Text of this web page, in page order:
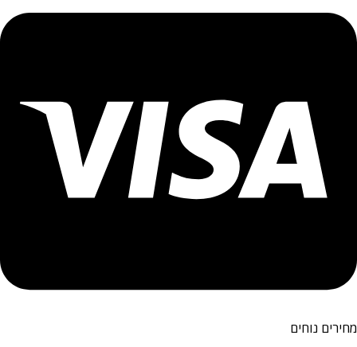
מחירים נוחים